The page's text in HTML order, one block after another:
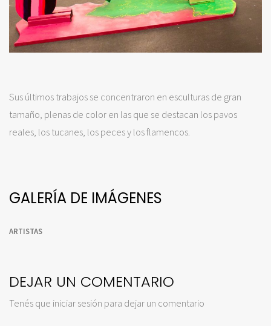
Sus últimos trabajos se concentraron en esculturas de gran
tamaño, plenas de color en las que se destacan los pavos
reales, los tucanes, los peces y los flamencos.
GALERÍA DE IMÁGENES
ARTISTAS
DEJAR UN COMENTARIO
Tenés que iniciar sesión para dejar un comentario